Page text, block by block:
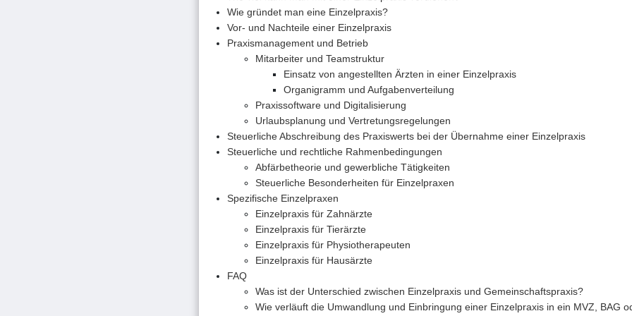
Wie gründet man eine Einzelpraxis?
Vor- und Nachteile einer Einzelpraxis
Praxismanagement und Betrieb
Mitarbeiter und Teamstruktur
Einsatz von angestellten Ärzten in einer Einzelpraxis
Organigramm und Aufgabenverteilung
Praxissoftware und Digitalisierung
Urlaubsplanung und Vertretungsregelungen
Steuerliche Abschreibung des Praxiswerts bei der Übernahme einer Einzelpraxis
Steuerliche und rechtliche Rahmenbedingungen
Abfärbetheorie und gewerbliche Tätigkeiten
Steuerliche Besonderheiten für Einzelpraxen
Spezifische Einzelpraxen
Einzelpraxis für Zahnärzte
Einzelpraxis für Tierärzte
Einzelpraxis für Physiotherapeuten
Einzelpraxis für Hausärzte
FAQ
Was ist der Unterschied zwischen Einzelpraxis und Gemeinschaftspraxis?
Wie verläuft die Umwandlung und Einbringung einer Einzelpraxis in ein MVZ, BAG